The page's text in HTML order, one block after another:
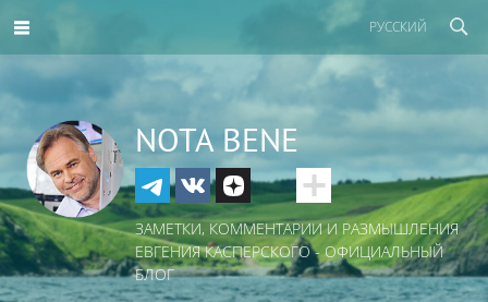
РУССКИЙ
NOTA BENE
ЗАМЕТКИ, КОММЕНТАРИИ И РАЗМЫШЛЕНИЯ
ЕВГЕНИЯ КАСПЕРСКОГО - ОФИЦИАЛЬНЫЙ
БЛОГ